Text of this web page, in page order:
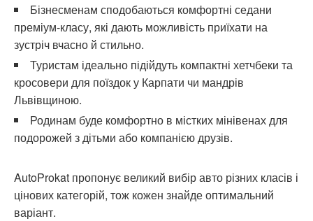
Бізнесменам сподобаються комфортні седани
преміум-класу, які дають можливість приїхати на
зустріч вчасно й стильно.
Туристам ідеально підійдуть компактні хетчбеки та
кросовери для поїздок у Карпати чи мандрів
Львівщиною.
Родинам буде комфортно в містких мінівенах для
подорожей з дітьми або компанією друзів.
AutoProkat пропонує великий вибір авто різних класів і
цінових категорій, тож кожен знайде оптимальний
варіант.